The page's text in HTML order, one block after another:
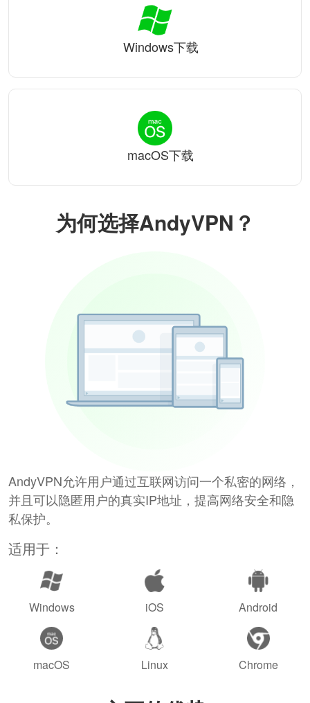
为何选择AndyVPN？
AndyVPN允许用户通过互联网访问一个私密的网络，
并且可以隐匿用户的真实IP地址，提高网络安全和隐
私保护。
适用于：
Windows iOS Android
macOS Linux Chrome
Windows下载
macOS下载